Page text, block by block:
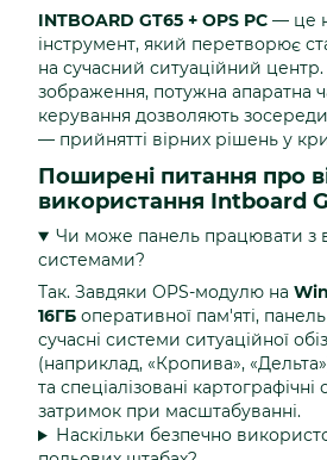
INTBOARD GT65 + OPS PC — це
інструмент, який перетворює
на сучасний ситуаційний центр.
зображення, потужна апаратна
керування дозволяють
— прийнятті вірних рішень у
Поширені питання про
використання Intboard
Чи може панель працювати з
системами?
Так. Завдяки OPS-модулю на
16ГБ оперативної пам'яті,
сучасні системи ситуаційної
(наприклад, «Кропива»,
та спеціалізовані
затримок при масштабуванні.
Наскільки безпечно